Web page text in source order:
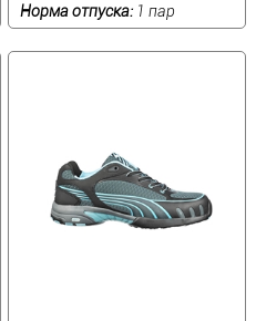
Норма отпуска: 1 пар